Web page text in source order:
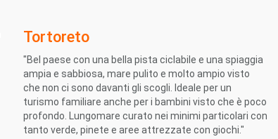
Tortoreto
"Bel paese con una bella pista ciclabile e una spiaggia
ampia e sabbiosa, mare pulito e molto ampio visto
che non ci sono davanti gli scogli. Ideale per un
turismo familiare anche per i bambini visto che è poco
profondo. Lungomare curato nei minimi particolari con
tanto verde, pinete e aree attrezzate con giochi."